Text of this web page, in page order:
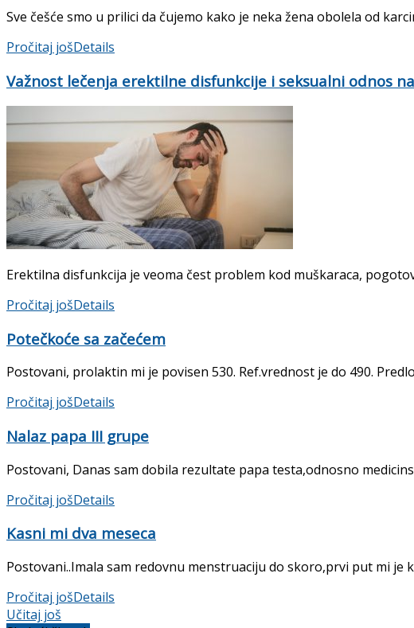
Sve češće smo u prilici da čujemo kako je neka žena obolela od
Pročitaj jošDetails
Važnost lečenja erektilne disfunkcije i seksualni odnos
Erektilna disfunkcija je veoma čest problem kod muškaraca,
Pročitaj jošDetails
Potečkoće sa začećem
Postovani, prolaktin mi je povisen 530. Ref.vrednost je do 490.
Pročitaj jošDetails
Nalaz papa III grupe
Postovani, Danas sam dobila rezultate papa testa,odnosno
Pročitaj jošDetails
Kasni mi dva meseca
Postovani..Imala sam redovnu menstruaciju do skoro,prvi put mi je
Pročitaj jošDetails
Učitaj još